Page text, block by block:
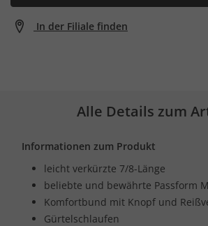
In der Filiale finden
Alle Details zum
Informationen zum Produkt
leicht verkürzte 7/8-Länge
beliebte und bewährte Passform
Komfortbund mit Knopf und
Gürtelschlaufen